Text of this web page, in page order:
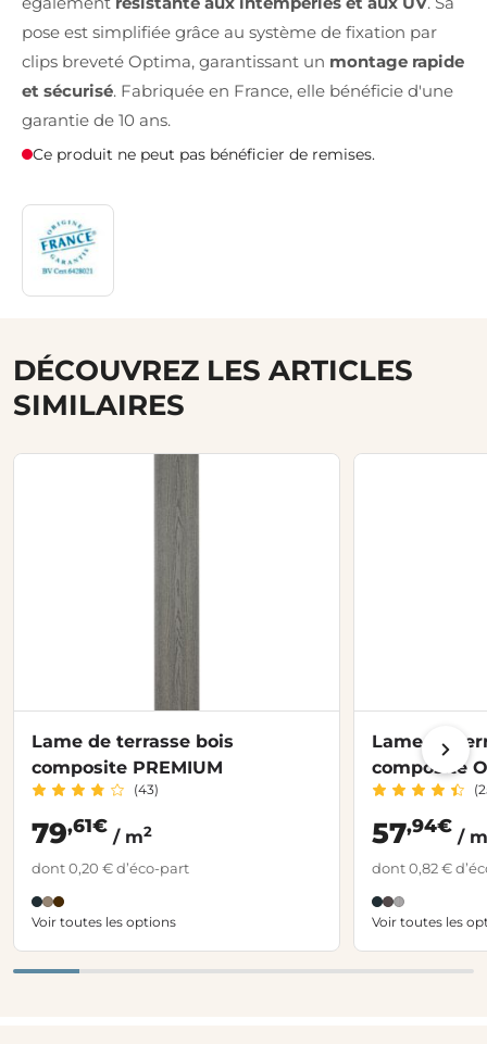
pose est simplifiée grâce au système de fixation par
clips breveté Optima, garantissant un montage rapide
et sécurisé. Fabriquée en France, elle bénéficie d'une
garantie de 10 ans.
Ce produit ne peut pas bénéficier de remises.
DÉCOUVREZ LES ARTICLES
SIMILAIRES
Lame de terrasse bois
composite PREMIUM
(43)
79,61€
/ m2
dont 0,20 € d’éco-part
Voir toutes les options
Lame de
composite
57,94€
/ m
dont 0,82 €
Voir toutes les